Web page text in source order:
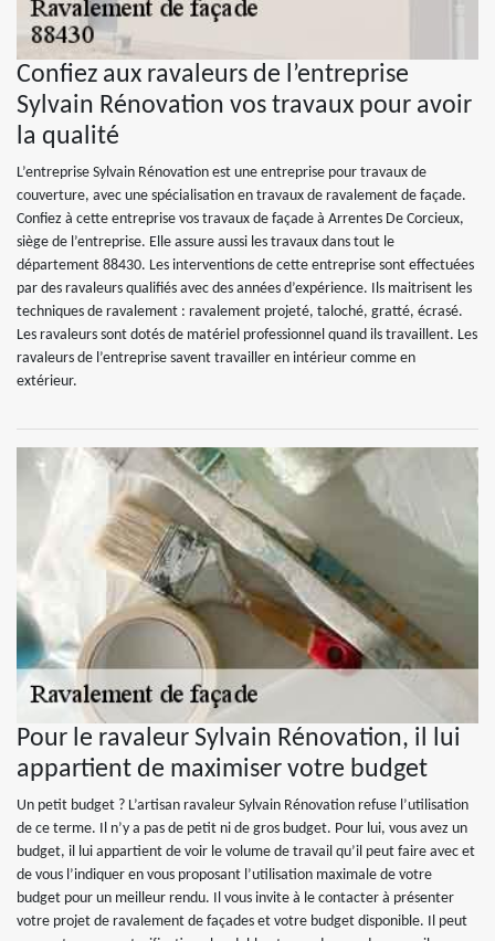
Confiez aux ravaleurs de l’entreprise
Sylvain Rénovation vos travaux pour avoir
la qualité
L’entreprise Sylvain Rénovation est une entreprise pour travaux de
couverture, avec une spécialisation en travaux de ravalement de façade.
Confiez à cette entreprise vos travaux de façade à Arrentes De Corcieux,
siège de l’entreprise. Elle assure aussi les travaux dans tout le
département 88430. Les interventions de cette entreprise sont effectuées
par des ravaleurs qualifiés avec des années d’expérience. Ils maitrisent les
techniques de ravalement : ravalement projeté, taloché, gratté, écrasé.
Les ravaleurs sont dotés de matériel professionnel quand ils travaillent. Les
ravaleurs de l’entreprise savent travailler en intérieur comme en
extérieur.
Pour le ravaleur Sylvain Rénovation, il lui
appartient de maximiser votre budget
Un petit budget ? L’artisan ravaleur Sylvain Rénovation refuse l’utilisation
de ce terme. Il n’y a pas de petit ni de gros budget. Pour lui, vous avez un
budget, il lui appartient de voir le volume de travail qu’il peut faire avec et
de vous l’indiquer en vous proposant l’utilisation maximale de votre
budget pour un meilleur rendu. Il vous invite à le contacter à présenter
votre projet de ravalement de façades et votre budget disponible. Il peut